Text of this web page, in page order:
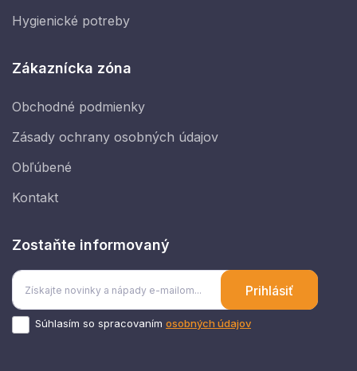
Hygienické potreby
Zákaznícka zóna
Obchodné podmienky
Zásady ochrany osobných údajov
Obľúbené
Kontakt
Zostaňte informovaný
Súhlasím so spracovaním osobných údajov
Prihlásiť